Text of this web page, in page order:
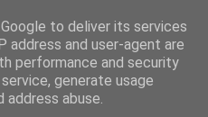
to deliver its services
address and user-agent are
performance and security
generate usage
abuse.